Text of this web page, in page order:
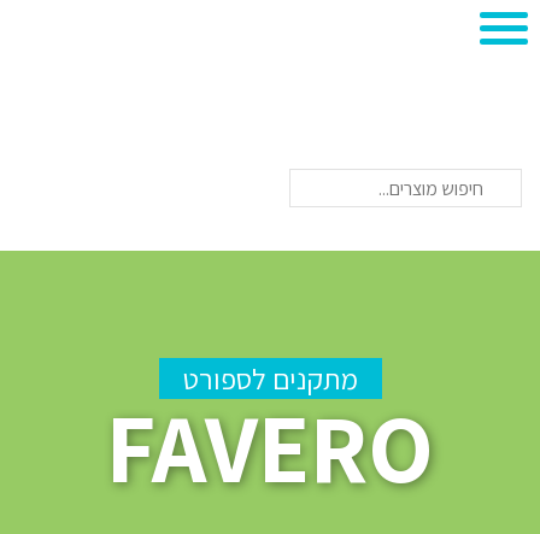
חיפוש
מתקנים לספורט
FAVERO